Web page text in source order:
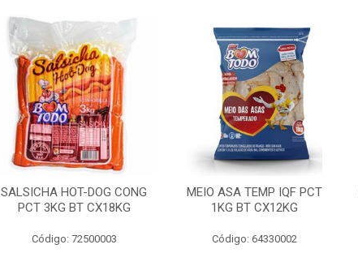
SALSICHA HOT-DOG CONG
PCT 3KG BT CX18KG
Código: 72500003
MEIO ASA TEMP IQF PCT
1KG BT CX12KG
Código: 64330002